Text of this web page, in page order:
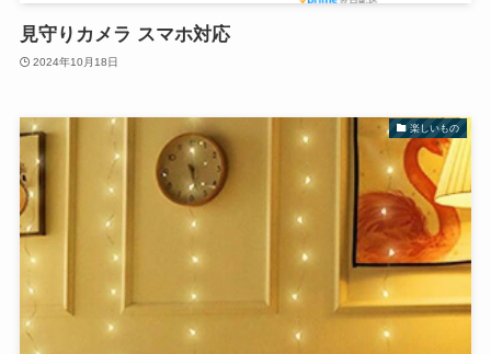
見守りカメラ スマホ対応
2024年10月18日
楽しいもの